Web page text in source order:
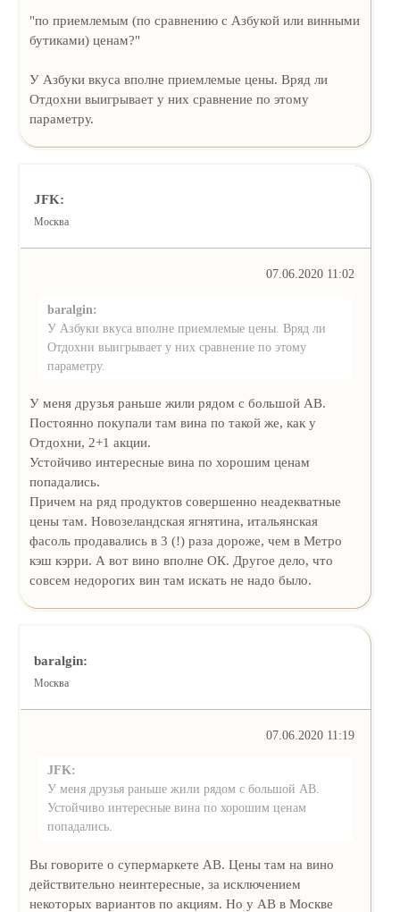
"по приемлемым (по сравнению с Азбукой или винными
бутиками) ценам?"
У Азбуки вкуса вполне приемлемые цены. Вряд ли
Отдохни выигрывает у них сравнение по этому
параметру.
JFK:
Москва
07.06.2020 11:02
baralgin:
У Азбуки вкуса вполне приемлемые цены. Вряд ли
Отдохни выигрывает у них сравнение по этому
параметру.
У меня друзья раньше жили рядом с большой АВ.
Постоянно покупали там вина по такой же, как у
Отдохни, 2+1 акции.
Устойчиво интересные вина по хорошим ценам
попадались.
Причем на ряд продуктов совершенно неадекватные
цены там. Новозеландская ягнятина, итальянская
фасоль продавались в 3 (!) раза дороже, чем в Метро
кэш кэрри. А вот вино вполне ОК. Другое дело, что
совсем недорогих вин там искать не надо было.
baralgin:
Москва
07.06.2020 11:19
JFK:
У меня друзья раньше жили рядом с большой АВ.
Устойчиво интересные вина по хорошим ценам
попадались.
Вы говорите о супермаркете АВ. Цены там на вино
действительно неинтересные, за исключением
некоторых вариантов по акциям. Но у АВ в Москве